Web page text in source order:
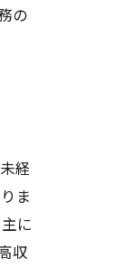
の
経
ま
に
収